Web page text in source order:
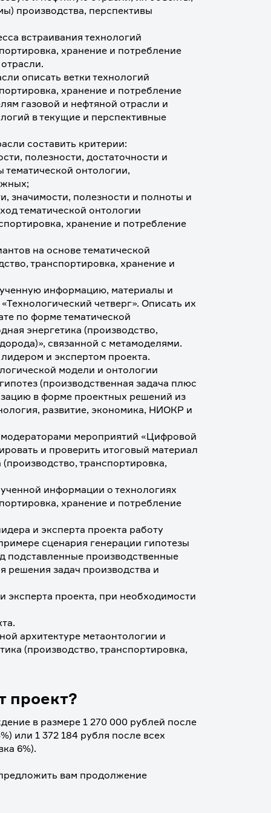
производства, перспективы
встраивания технологий
хранение и потребление
описать ветки технологий
хранение и потребление
газовой и нефтяной отрасли и
в текущие и перспективные
составить критерии:
полезности, достаточности и
тематической онтологии,
значимости, полезности и полноты и
тематической онтологии
хранение и потребление
на основе тематической
транспортировка, хранение и
информацию, материалы и
четверг». Описать их
по форме тематической
энергетика (производство,
связанной с метамоделями.
и экспертом проекта.
модели и онтологии
(производственная задача плюс
в форме проектных решений из
развитие, экономика, НИОКР и
мероприятий «Цифровой
и проверить итоговый материал
транспортировка,
информации о технологиях
хранение и потребление
и эксперта проекта работу
сценария генерации гипотезы
подставленные производственные
решения задач производства и
эксперта проекта, при необходимости
архитектуре метаонтологии и
(производство, транспортировка,
проект?
в размере 1 270 000 рублей после
или 1 372 184 рубля после всех
6%).
вам продолжение